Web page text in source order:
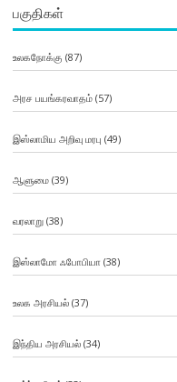
பகுதிகள்
உலகநோக்கு (87)
அரச பயங்கரவாதம்(57)
இஸ்லாமிய அறிவு மரபு (49)
ஆளுமை(39)
வரலாறு(38)
இஸ்லாமோ ஃபோபியா (38)
உலக அரசியல்(37)
இந்திய அரசியல்(34)